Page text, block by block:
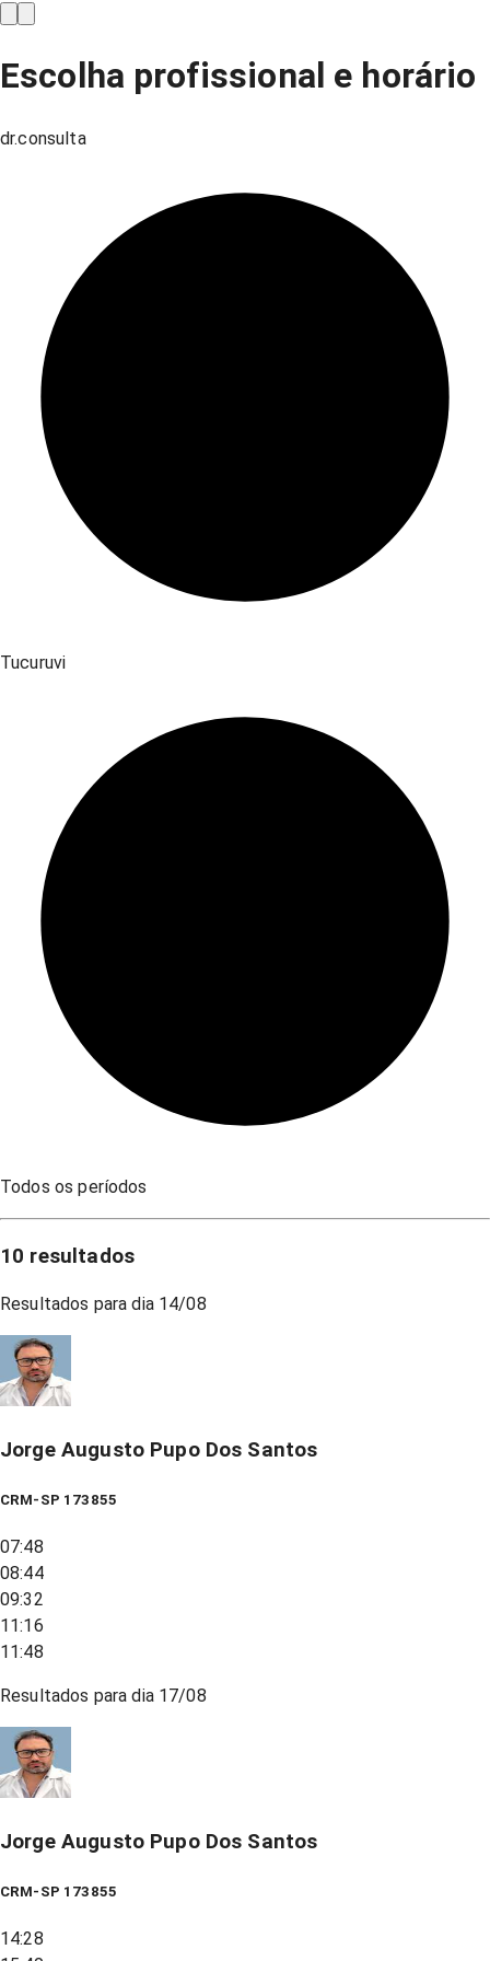
Escolha profissional e horário
dr.consulta
Tucuruvi
Todos os períodos
10 resultados
Resultados para dia 14/08
Jorge Augusto Pupo Dos Santos
CRM-SP 173855
07:48
08:44
09:32
11:16
11:48
Resultados para dia 17/08
Jorge Augusto Pupo Dos Santos
CRM-SP 173855
14:28